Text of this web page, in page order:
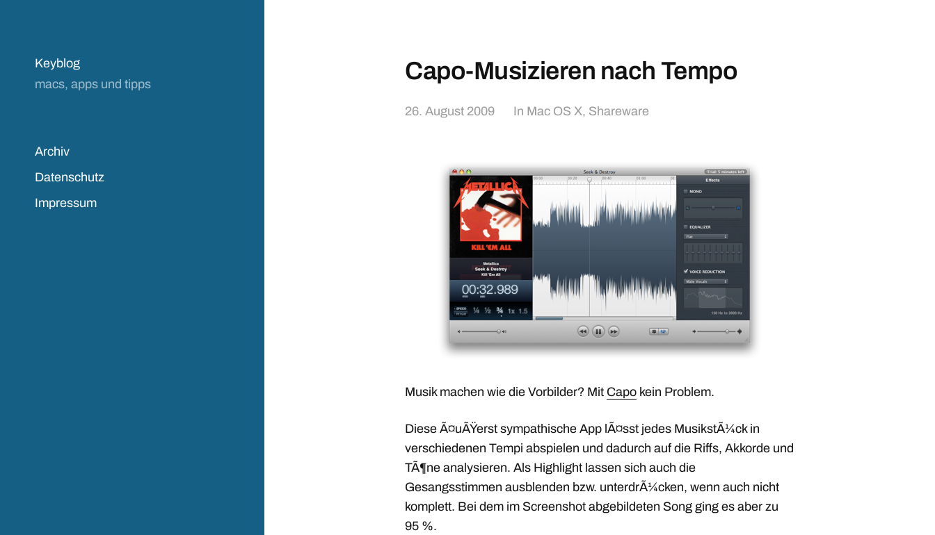
Keyblog
macs, apps und tipps
Archiv
Datenschutz
Impressum
Capo-Musizieren nach Tempo
26. August 2009 In Mac OS X, Shareware
Musik machen wie die Vorbilder? Mit Capo kein Problem.
Diese Ã¤uÃŸerst sympathische App lÃ¤sst jedes MusikstÃ¼ck in
verschiedenen Tempi abspielen und dadurch auf die Riffs, Akkorde und
TÃ¶ne analysieren. Als Highlight lassen sich auch die
Gesangsstimmen ausblenden bzw. unterdrÃ¼cken, wenn auch nicht
komplett. Bei dem im Screenshot abgebildeten Song ging es aber zu
95 %.